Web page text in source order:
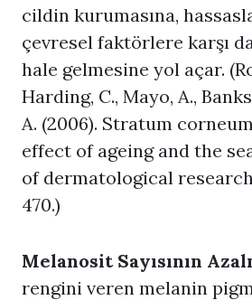
cildin kurumasına,
çevresel faktörlere karşı
hale gelmesine yol açar.
Harding, C., Mayo, A.,
A. (2006). Stratum
effect of ageing and the
of dermatological
470.)
Melanosit Sayısının
rengini veren melanin